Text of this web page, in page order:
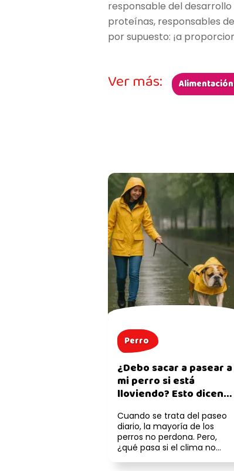
responsable del
proteínas, responsables
por supuesto: ¡a
Ver más:
Perro
¿Debo sacar a pasear a
mi perro si está
lloviendo? Esto dicen
Cuando se trata del paseo
diario, la mayoría de los
perros no perdona. Pero,
¿qué pasa si el clima no